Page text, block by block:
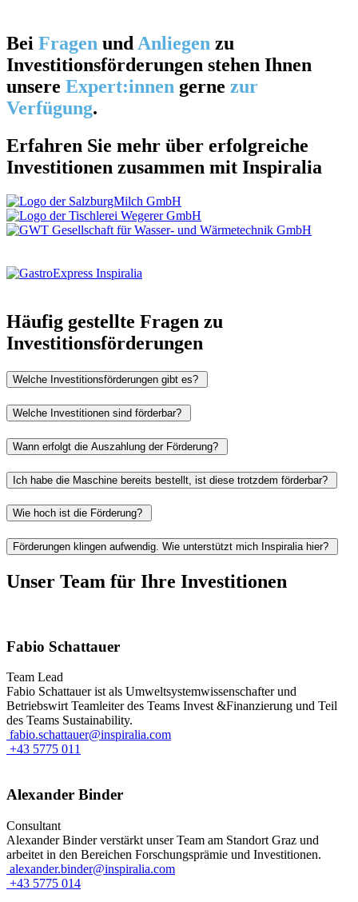
Bei Fragen und Anliegen zu
Investitionsförderungen stehen Ihnen
unsere Expert:innen gerne zur
Verfügung.
Erfahren Sie mehr über erfolgreiche
Investitionen zusammen mit Inspiralia
Häufig gestellte Fragen zu
Investitionsförderungen
Welche Investitionsförderungen gibt es?
Welche Investitionen sind förderbar?
Wann erfolgt die Auszahlung der Förderung?
Ich habe die Maschine bereits bestellt, ist diese trotzdem förderbar?
Wie hoch ist die Förderung?
Förderungen klingen aufwendig. Wie unterstützt mich Inspiralia hier?
Unser Team für Ihre Investitionen
Fabio Schattauer
Team Lead
Fabio Schattauer ist als Umweltsystemwissenschafter und
Betriebswirt Teamleiter des Teams Invest &Finanzierung und Teil
des Teams Sustainability.
fabio.schattauer@inspiralia.com
+43 5775 011
Alexander Binder
Consultant
Alexander Binder verstärkt unser Team am Standort Graz und
arbeitet in den Bereichen Forschungsprämie und Investitionen.
alexander.binder@inspiralia.com
+43 5775 014